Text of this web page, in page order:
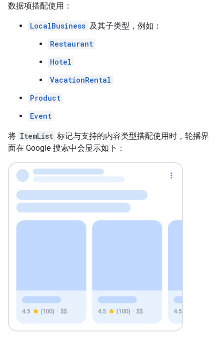
数据项搭配使用：
LocalBusiness 及其子类型，例如：
Restaurant
Hotel
VacationRental
Product
Event
将 ItemList 标记与支持的内容类型搭配使用时，轮播界
面在 Google 搜索中会显示如下：